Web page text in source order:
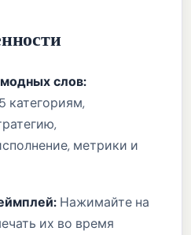
слов:
категориям,
метрики и
Нажимайте на
их во время